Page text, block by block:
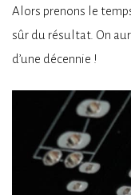
Alors prenons le
sûr du résultat. On
d’une décennie !